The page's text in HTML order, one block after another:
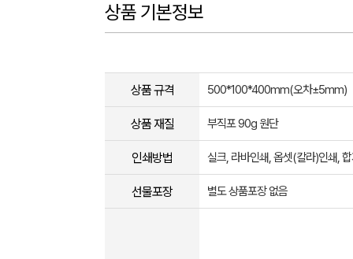
상품 기본정보
상품 규격 500*100*400mm(오차±5mm)
상품 재질 부직포 90g 원단
인쇄방법 실크, 라바인쇄, 옵셋(칼라)인쇄,
선물포장 별도 상품포장 없음